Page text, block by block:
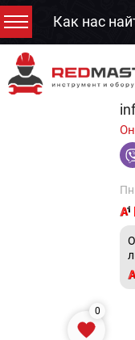
Как нас
Пн
0